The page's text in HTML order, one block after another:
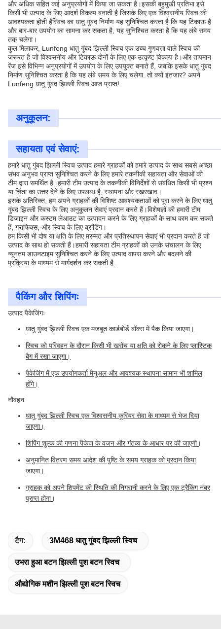
और अधिक सहित कई अनुप्रयोगों में किया जा सकता है।इसकी बहुमुखी प्रतिभा इसे
किसी भी उत्पाद के लिए आदर्श विकल्प बनाती है जिसके लिए एक विश्वसनीय स्विच की
आवश्यकता होती हैस्विच का धातु गुंबद निर्माण यह सुनिश्चित करता है कि यह टिकाऊ है
और बार-बार उपयोग का सामना कर सकता है, यह सुनिश्चित करता है कि यह लंबे समय
तक चलेगा।
कुल मिलाकर, Lunfeng धातु गुंबद झिल्ली स्विच एक उच्च गुणवत्ता वाले स्विच की
जरूरत है जो विश्वसनीय और टिकाऊ दोनों के लिए एक उत्कृष्ट विकल्प है।और तापमान
रेंज इसे विभिन्न अनुप्रयोगों में उपयोग के लिए उपयुक्त बनाते हैं, जबकि इसके धातु गुंबद
निर्माण सुनिश्चित करता है कि यह लंबे समय के लिए चलेगा. तो क्यों इंतजार? अपने
Lunfeng धातु गुंबद झिल्ली स्विच आज प्राप्त!
अनुकूलन:
सहायता एवं सेवाएं:
हमारे धातु गुंबद झिल्ली स्विच उत्पाद हमारे ग्राहकों को हमारे उत्पाद के साथ सबसे अच्छा
संभव अनुभव प्राप्त सुनिश्चित करने के लिए हमारे तकनीकी सहायता और सेवाओं की
टीम द्वारा समर्थित है।हमारी टीम उत्पाद के तकनीकी विनिर्देशों से संबंधित किसी भी प्रश्न
या चिंता का उत्तर देने के लिए उपलब्ध है, स्थापना और रखरखाव।
इसके अतिरिक्त, हम अपने ग्राहकों की विशिष्ट आवश्यकताओं को पूरा करने के लिए धातु
गुंबद झिल्ली स्विच के लिए अनुकूलन सेवाएं प्रदान करते हैं।विशेषज्ञों की हमारी टीम
डिजाइन और कस्टम लेआउट का उत्पादन करने के लिए ग्राहकों के साथ काम कर सकते
हैं, ग्राफिक्स, और स्विच के लिए ब्रांडिंग।
हम किसी भी दोष या क्षति के लिए मरम्मत और प्रतिस्थापन सेवाएं भी प्रदान करते हैं जो
उत्पाद के साथ हो सकती हैं।हमारी सहायता टीम ग्राहकों को उनके संचालन के लिए
न्यूनतम डाउनटाइम सुनिश्चित करने के लिए उत्पाद वापस करने और बदलने की
प्रक्रिया के माध्यम से मार्गदर्शन कर सकती है.
पैकिंग और शिपिंगः
उत्पाद पैकेजिंगः
धातु गुंबद झिल्ली स्विच एक मजबूत कार्डबोर्ड बॉक्स में पैक किया जाएगा।
स्विच को परिवहन के दौरान किसी भी खरोंच या क्षति को रोकने के लिए प्लास्टिक
बैग में रखा जाएगा।
पैकेजिंग में एक उपयोगकर्ता मैनुअल और आवश्यक स्थापना सामान भी शामिल
होंगे।
नौवहन:
धातु गुंबद झिल्ली स्विच एक विश्वसनीय कूरियर सेवा के माध्यम से भेज दिया
जाएगा।
शिपिंग शुल्क की गणना पैकेज के वजन और गंतव्य के आधार पर की जाएगी।
अनुमानित वितरण समय आदेश की पुष्टि के समय ग्राहक को प्रदान किया
जाएगा।
ग्राहक को अपने शिपमेंट की स्थिति की निगरानी करने के लिए एक ट्रैकिंग नंबर
प्राप्त होगा।
टैग: 3M468 धातु गुंबद झिल्ली स्विच
उभरा हुआ बटन झिल्ली पुश बटन स्विच
औद्योगिक मशीन झिल्ली पुश बटन स्विच